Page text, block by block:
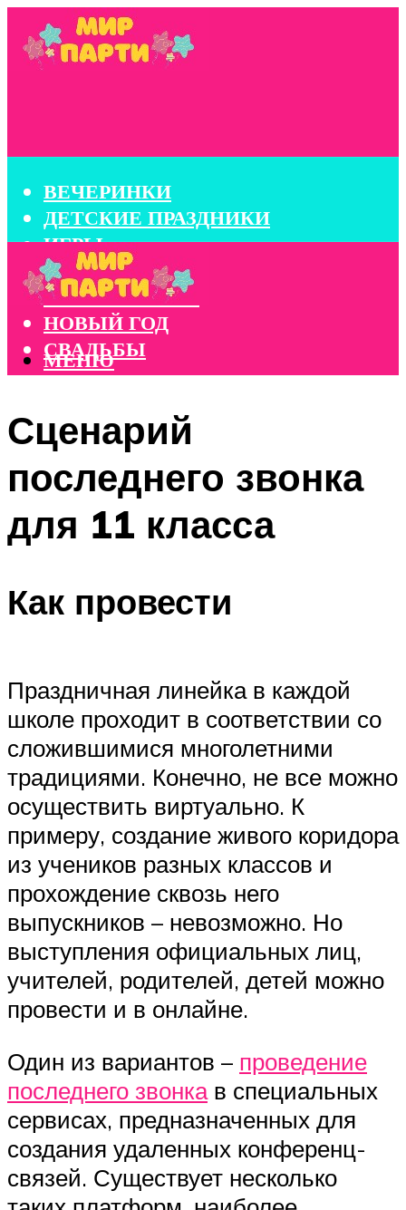
ВЕЧЕРИНКИ
ДЕТСКИЕ ПРАЗДНИКИ
ИГРЫ
КОНКУРСЫ
КОРПОРАТИВЫ
НОВЫЙ ГОД
СВАДЬБЫ
МЕНЮ
Сценарий
последнего звонка
для 11 класса
Как провести
Праздничная линейка в каждой
школе проходит в соответствии со
сложившимися многолетними
традициями. Конечно, не все можно
осуществить виртуально. К
примеру, создание живого коридора
из учеников разных классов и
прохождение сквозь него
выпускников – невозможно. Но
выступления официальных лиц,
учителей, родителей, детей можно
провести и в онлайне.
Один из вариантов – проведение
последнего звонкав специальных
сервисах, предназначенных для
создания удаленных конференц-
связей. Существует несколько